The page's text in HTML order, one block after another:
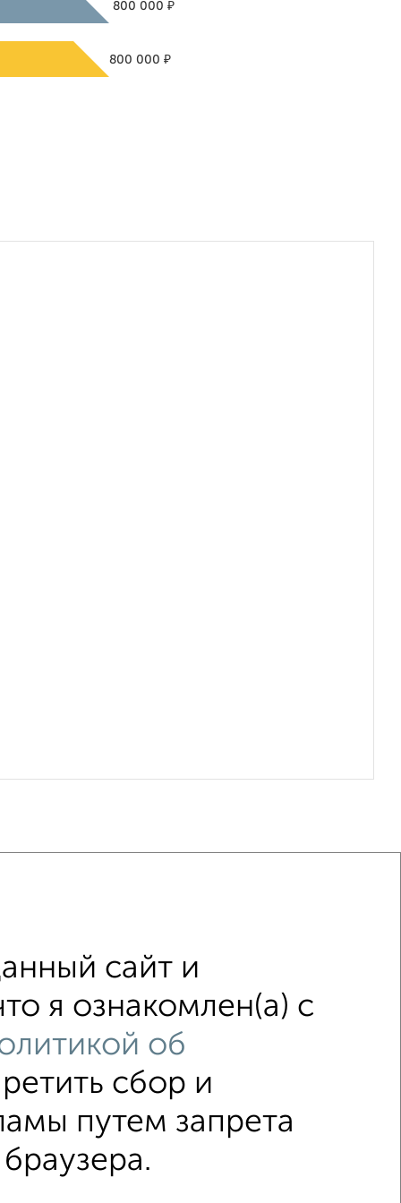
800 000₽
800 000₽
в кирпичном доме
без балкона Цена до 800 000 руб.
сайт и
я ознакомлен(а) с
об
сбор и
путем запрета